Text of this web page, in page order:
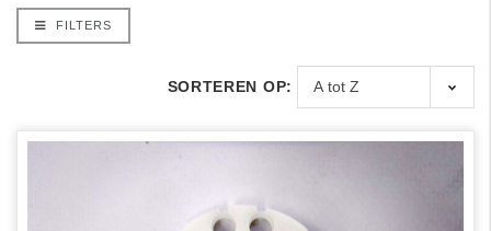
FILTERS
SORTEREN OP: